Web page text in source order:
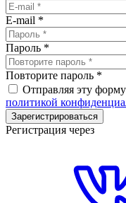
E-mail *
Пароль *
Повторите пароль *
Отправляя эту
политикой
Зарегистрироваться
Регистрация через